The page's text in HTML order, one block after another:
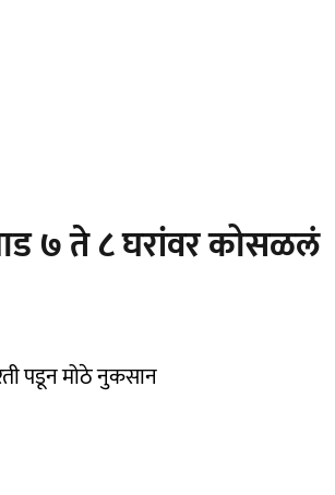
७ ते ८ घरांवर कोसळलं
पडून मोठे नुकसान